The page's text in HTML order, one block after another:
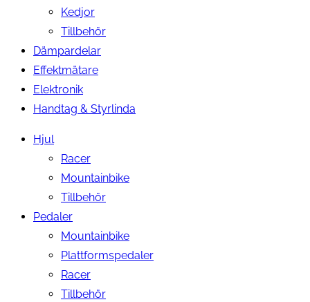
Kedjor
Tillbehör
Dämpardelar
Effektmätare
Elektronik
Handtag & Styrlinda
Hjul
Racer
Mountainbike
Tillbehör
Pedaler
Mountainbike
Plattformspedaler
Racer
Tillbehör